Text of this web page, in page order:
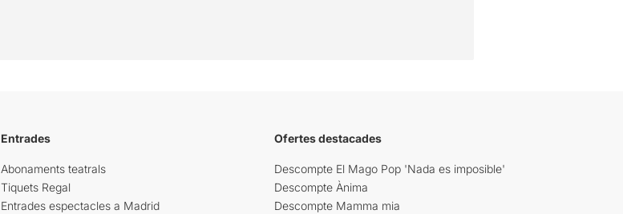
Entrades
Abonaments teatrals
Tiquets Regal
Entrades espectacles a Madrid
Ofertes destacades
Descompte El Mago Pop 'Nada es imposible'
Descompte Ànima
Descompte Mamma mia